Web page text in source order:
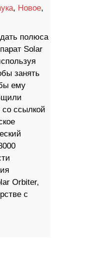
, Новое,
полюса
Solar
занять
ему
ссылкой
Orbiter,
с